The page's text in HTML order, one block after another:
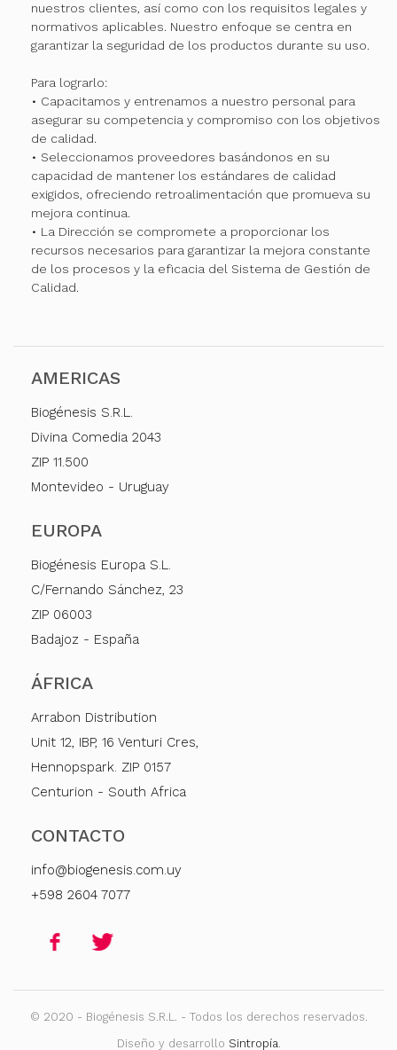
nuestros clientes, así como con los requisitos legales y
normativos aplicables. Nuestro enfoque se centra en
garantizar la seguridad de los productos durante su uso.
Para lograrlo:
• Capacitamos y entrenamos a nuestro personal para
asegurar su competencia y compromiso con los objetivos
de calidad.
• Seleccionamos proveedores basándonos en su
capacidad de mantener los estándares de calidad
exigidos, ofreciendo retroalimentación que promueva su
mejora continua.
• La Dirección se compromete a proporcionar los
recursos necesarios para garantizar la mejora constante
de los procesos y la eficacia del Sistema de Gestión de
Calidad.
AMERICAS
Biogénesis S.R.L.
Divina Comedia 2043
ZIP 11.500
Montevideo - Uruguay
EUROPA
Biogénesis Europa S.L.
C/Fernando Sánchez, 23
ZIP 06003
Badajoz - España
ÁFRICA
Arrabon Distribution
Unit 12, IBP, 16 Venturi Cres,
Hennopspark. ZIP 0157
Centurion - South Africa
CONTACTO
info@biogenesis.com.uy
+598 2604 7077
© 2020 - Biogénesis S.R.L. - Todos los derechos reservados.
Diseño y desarrollo Sintropía